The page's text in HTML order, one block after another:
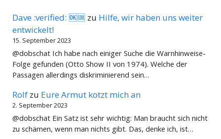
Dave :verified: 🆗🆒 zu Hilfe, wir haben uns weiter
entwickelt!
15. September 2023
@dobschat Ich habe nach einiger Suche die Warnhinweise-
Folge gefunden (Otto Show II von 1974). Welche der
Passagen allerdings diskriminierend sein…
Rolf zu Eure Armut kotzt mich an
2. September 2023
@dobschat Ein Satz ist sehr wichtig: Man braucht sich nicht
zu schämen, wenn man nichts gibt. Das, denke ich, ist…